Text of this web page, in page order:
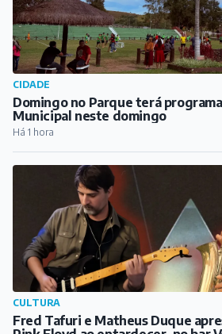
CIDADE
Domingo no Parque terá
Municipal neste domingo
Há 1 hora
CULTURA
Fred Tafuri e Matheus Duque